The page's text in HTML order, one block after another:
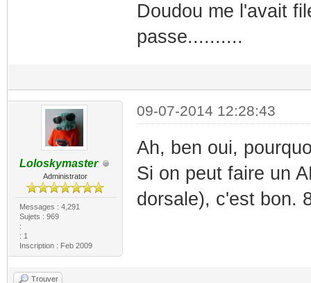
Doudou me l'avait
passe..........
Loloskymaster
Administrator
Messages : 4,291
Sujets : 969
:
: 1
Inscription : Feb 2009
09-07-2014 12:28:43
Ah, ben oui,
Si on peut faire un
dorsale), c'est bon.
Trouver